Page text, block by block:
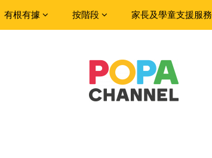
有根有據 按階段 家長及學童支援服務